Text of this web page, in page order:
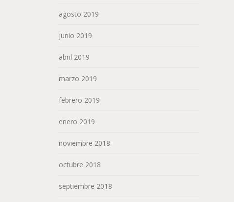
agosto 2019
junio 2019
abril 2019
marzo 2019
febrero 2019
enero 2019
noviembre 2018
octubre 2018
septiembre 2018